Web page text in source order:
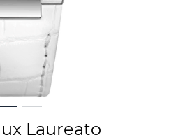
Laureato